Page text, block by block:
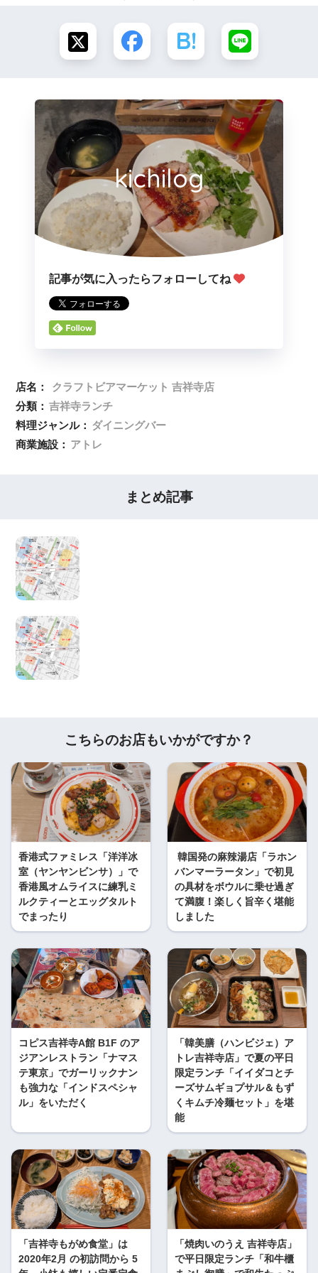
kichilog
記事が気に入ったらフォローしてね
店名：
クラフトビアマーケット 吉祥寺店
分類： 吉祥寺ランチ
料理ジャンル： ダイニングバー
商業施設： アトレ
まとめ記事
こちらのお店もいかがですか？
香港式ファミレス「洋洋冰
室（ヤンヤンビンサ）」で
香港風オムライスに練乳ミ
ルクティーとエッグタルト
でまったり
韓国発の麻辣湯店「ラホン
バンマーラータン」で初見
の具材をボウルに乗せ過ぎ
て満腹！楽しく旨辛く堪能
しました
コピス吉祥寺A館 B1F のア
ジアンレストラン「ナマス
テ東京」でガーリックナン
も強力な「インドスペシャ
ル」をいただく
「韓美膳（ハンビジェ）ア
トレ吉祥寺店」で夏の平日
限定ランチ「イイダコとチ
ーズサムギョプサル＆もず
くキムチ冷麺セット」を堪
能
「吉祥寺もがめ食堂」は
2020年2月 の初訪問から 5
「焼肉いのうえ 吉祥寺店」
で平日限定ランチ「和牛櫃